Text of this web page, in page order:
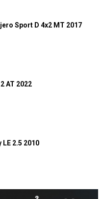
Sport D 4x2 MT 2017
AT 2022
2.5 2010